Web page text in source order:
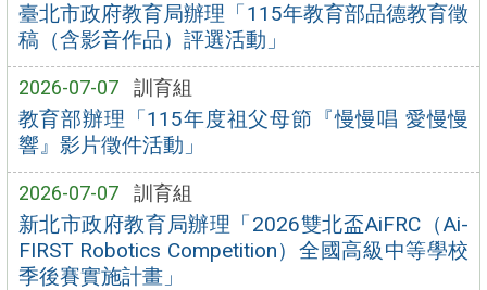
臺北市政府教育局辦理「115年教育部品德教育徵
稿（含影音作品）評選活動」
2026-07-07 訓育組
教育部辦理「115年度祖父母節『慢慢唱 愛慢慢
響』影片徵件活動」
2026-07-07 訓育組
新北市政府教育局辦理「2026雙北盃AiFRC（Ai-
FIRST Robotics Competition）全國高級中等學校
季後賽實施計畫」